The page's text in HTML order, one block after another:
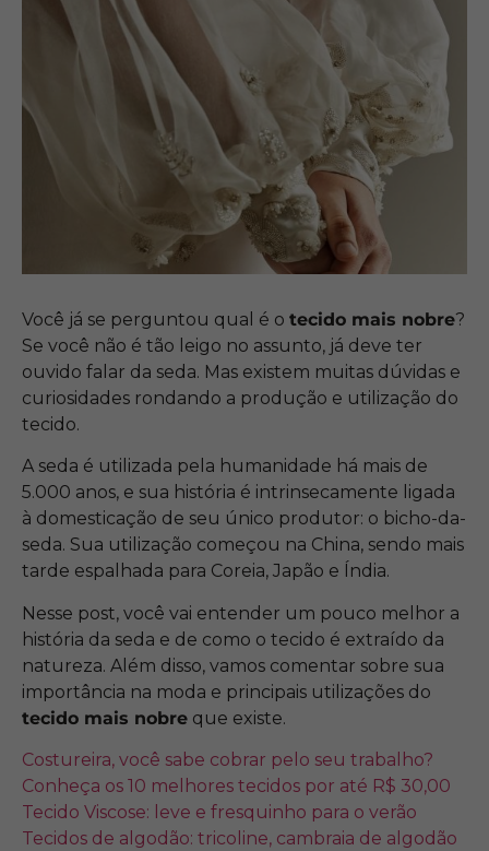
Você já se perguntou qual é o tecido mais nobre?
Se você não é tão leigo no assunto, já deve ter
ouvido falar da seda. Mas existem muitas dúvidas e
curiosidades rondando a produção e utilização do
tecido.
A seda é utilizada pela humanidade há mais de
5.000 anos, e sua história é intrinsecamente ligada
à domesticação de seu único produtor: o bicho-da-
seda. Sua utilização começou na China, sendo mais
tarde espalhada para Coreia, Japão e Índia.
Nesse post, você vai entender um pouco melhor a
história da seda e de como o tecido é extraído da
natureza. Além disso, vamos comentar sobre sua
importância na moda e principais utilizações do
tecido mais nobre que existe.
Costureira, você sabe cobrar pelo seu trabalho?
Conheça os 10 melhores tecidos por até R$ 30,00
Tecido Viscose: leve e fresquinho para o verão
Tecidos de algodão: tricoline, cambraia de algodão